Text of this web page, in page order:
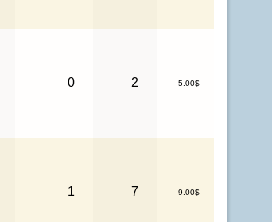
0 2 5.00$
1 7 9.00$